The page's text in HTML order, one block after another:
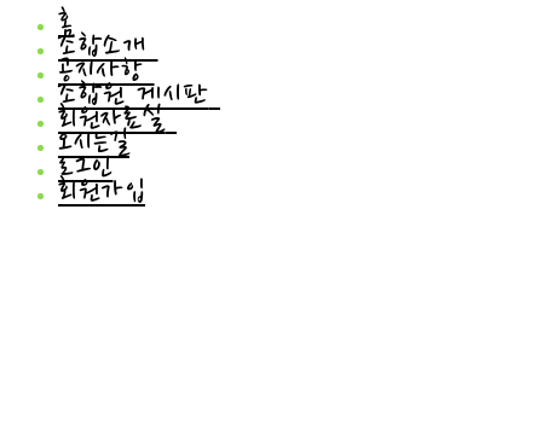
홈
조합소개
조합소개
인사말
연혁
조직도
규약/규정
공지사항
공지사항
공지사항
언론브리핑
조합원 게시판
조합원 게시판
하소연
조합원소식
설문조사
조합차량 신청 게시판
회원자료실
회원자료실
회원자료실
회원갤러리
행사사진
오시는길
로그인
회원가입